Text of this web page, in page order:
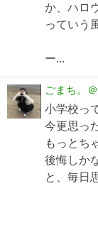
か、ハロ
っていう
ー...
ごまち。
小学校っ
今更思っ
もっとち
後悔しか
と、毎日